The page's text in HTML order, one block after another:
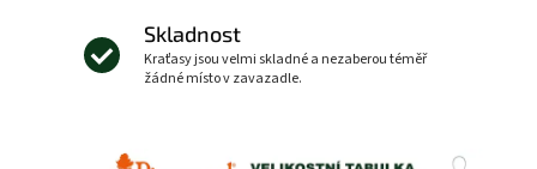
Skladnost
Kraťasy jsou velmi skladné a nezaberou téměř
žádné místo v zavazadle.